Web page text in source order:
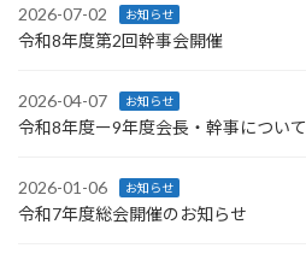
2026-07-02 お知らせ
令和8年度第2回幹事会開催
2026-04-07 お知らせ
令和8年度ー9年度会長・幹事について
2026-01-06 お知らせ
令和7年度総会開催のお知らせ